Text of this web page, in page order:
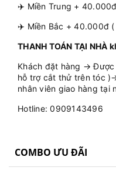
✈️ Miền Trung +
✈️ Miền Bắc + 40.000đ
THANH TOÁN TẠI NHÀ
Khách đặt hàng → Được
hỗ trợ cắt thử trên tóc
nhân viên giao hàng tại
Hotline: 0909143496
COMBO ƯU ĐÃI